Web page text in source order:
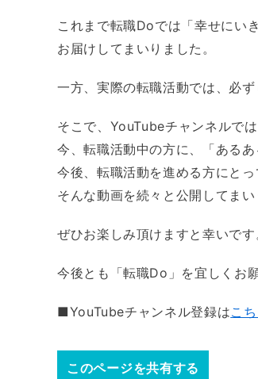
これまで転職Doでは「幸せにい
お届けしてまいりました。
一方、実際の転職活動では、必
そこで、YouTubeチャンネルで
今、転職活動中の方に、「ある
今後、転職活動を進める方にと
そんな動画を続々と公開してまい
ぜひお楽しみ頂けますと幸いです
今後とも「転職Do」を宜しくお
■YouTubeチャンネル登録はこ
このページを共有する